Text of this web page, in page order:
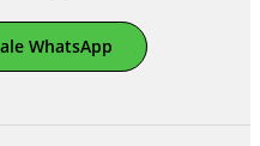
WhatsApp